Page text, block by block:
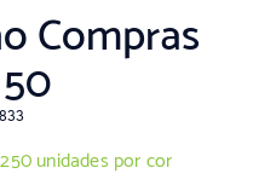
Compras
unidades por cor